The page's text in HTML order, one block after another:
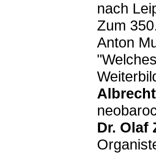
nach
Zum
Anton
Dr. Olaf